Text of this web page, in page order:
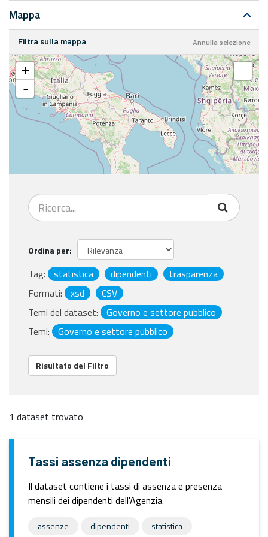
Mappa
Filtra sulla mappa Annulla selezione
+
-
Ordina per
Tag: statistica dipendenti
trasparenza
Formati:
xsd
CSV
Temi del dataset:
Governo e settore pubblico
Temi:
Governo e settore pubblico
Risultato del Filtro
1 dataset trovato
Tassi assenza dipendenti
Il dataset contiene i tassi di assenza e presenza
mensili dei dipendenti dell'Agenzia.
assenze dipendenti statistica